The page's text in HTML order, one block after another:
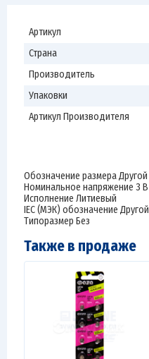
Артикул
Страна
Производитель
Упаковки
Артикул Производителя
Обозначение размера Другой
Номинальное напряжение 3 В
Исполнение Литиевый
IEC (МЭК) обозначение Другой
Типоразмер Без
Также в продаже